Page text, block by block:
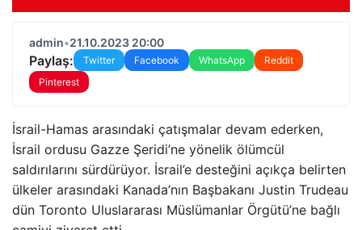
admin•21.10.2023 20:00
Paylaş: Twitter Facebook WhatsApp
Reddit
Pinterest
İsrail-Hamas arasındaki çatışmalar devam ederken,
İsrail ordusu Gazze Şeridi’ne yönelik ölümcül
saldırılarını sürdürüyor. İsrail’e desteğini açıkça belirten
ülkeler arasındaki Kanada’nın Başbakanı Justin Trudeau
dün Toronto Uluslararası Müslümanlar Örgütü’ne bağlı